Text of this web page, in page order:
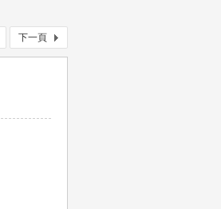
下一頁